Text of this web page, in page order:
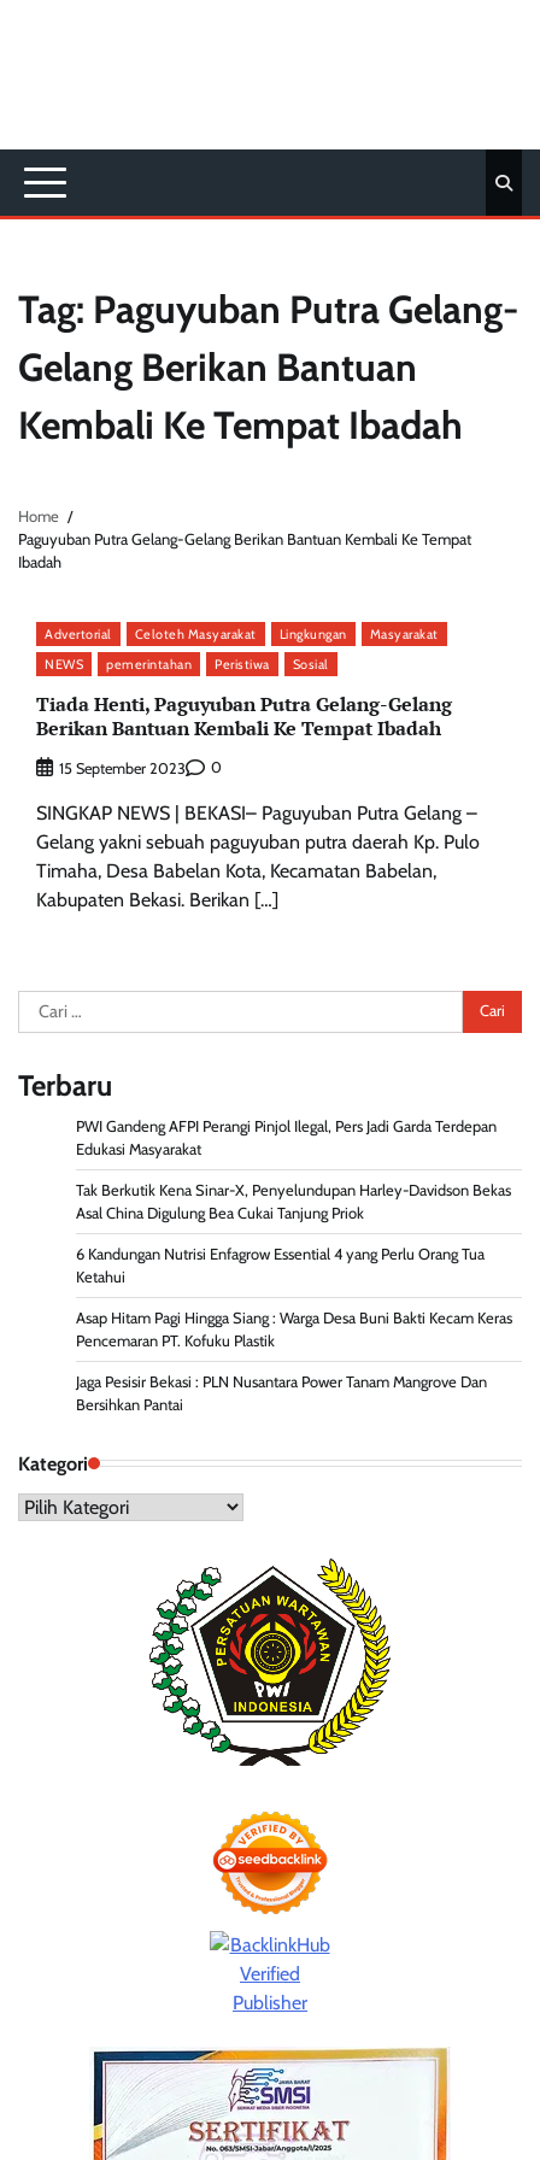
Tag: Paguyuban Putra Gelang-
Gelang Berikan Bantuan
Kembali Ke Tempat Ibadah
Home
Paguyuban Putra Gelang-Gelang Berikan Bantuan Kembali Ke Tempat
Ibadah
Advertorial Celoteh Masyarakat Lingkungan
Masyarakat
NEWS
pemerintahan Peristiwa Sosial
Tiada Henti, Paguyuban Putra Gelang-Gelang
Berikan Bantuan Kembali Ke Tempat Ibadah
15 September 2023 0
SINGKAP NEWS | BEKASI– Paguyuban Putra Gelang –
Gelang yakni sebuah paguyuban putra daerah Kp. Pulo
Timaha, Desa Babelan Kota, Kecamatan Babelan,
Kabupaten Bekasi. Berikan […]
Cari
untuk:
Terbaru
PWI Gandeng AFPI Perangi Pinjol Ilegal, Pers Jadi Garda Terdepan
Edukasi Masyarakat
Tak Berkutik Kena Sinar-X, Penyelundupan Harley-Davidson Bekas
Asal China Digulung Bea Cukai Tanjung Priok
6 Kandungan Nutrisi Enfagrow Essential 4 yang Perlu Orang Tua
Ketahui
Asap Hitam Pagi Hingga Siang : Warga Desa Buni Bakti Kecam Keras
Pencemaran PT. Kofuku Plastik
Jaga Pesisir Bekasi : PLN Nusantara Power Tanam Mangrove Dan
Bersihkan Pantai
Kategori
Kategori